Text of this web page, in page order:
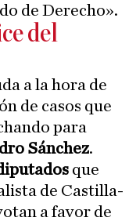
de Derecho».
del
a la hora de
de casos que
para
Sánchez.
que
de Castilla-
a favor de